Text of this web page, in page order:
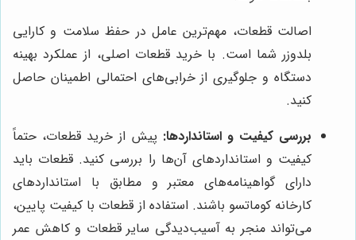
اصالت قطعات، مهم‌ترین عامل در حفظ سلامت و کارایی
بلدوزر شما است. با خرید قطعات اصلی، از عملکرد بهینه
دستگاه و جلوگیری از خرابی‌های احتمالی اطمینان حاصل
کنید.
بررسی کیفیت و استانداردها: پیش از خرید قطعات، حتماً
کیفیت و استانداردهای آن‌ها را بررسی کنید. قطعات باید
دارای گواهینامه‌های معتبر و مطابق با استانداردهای
کارخانه کوماتسو باشند. استفاده از قطعات با کیفیت پایین،
می‌تواند منجر به آسیب‌دیدگی سایر قطعات و کاهش عمر